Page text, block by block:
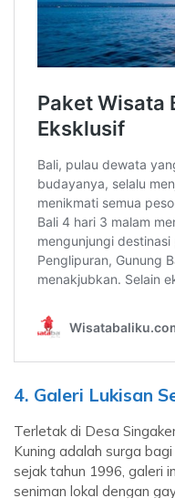
4. Galeri Lukisan
Terletak di Desa
Kuning adalah surga
sejak tahun 1996, galeri
seniman lokal dengan